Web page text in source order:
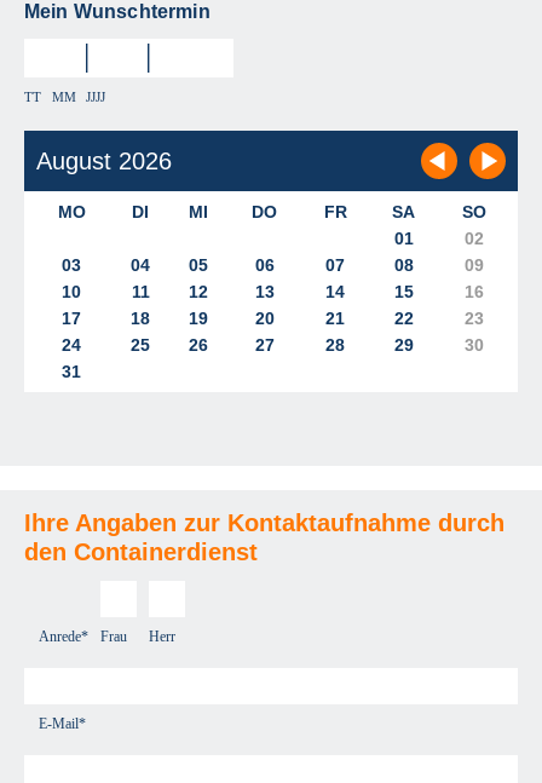
Mein Wunschtermin
TT MM JJJJ
Ihre Angaben zur Kontaktaufnahme durch
den Containerdienst
Anrede* Frau Herr
E-Mail*